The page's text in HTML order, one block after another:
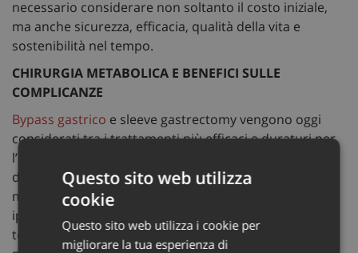
necessario considerare non soltanto il costo iniziale,
ma anche sicurezza, efficacia, qualità della vita e
sostenibilità nel tempo.
CHIRURGIA METABOLICA E BENEFICI SULLE
COMPLICANZE
Bypass gastrico e sleeve gastrectomy vengono oggi
considerati tra i trattamenti più efficaci e duraturi per
l’obesità severa e le malattie associate, incluso il
diabete di tipo 2. Gli interventi possono infatti
migliorare o favorire la remissione di diabete,
ipertensione e malattie cardiovascolari, con effetti che
tendono a mantenersi negli anni. “L’obesità è una
Questo sito web utilizza
cookie
Questo sito web utilizza i cookie per
migliorare la tua esperienza di